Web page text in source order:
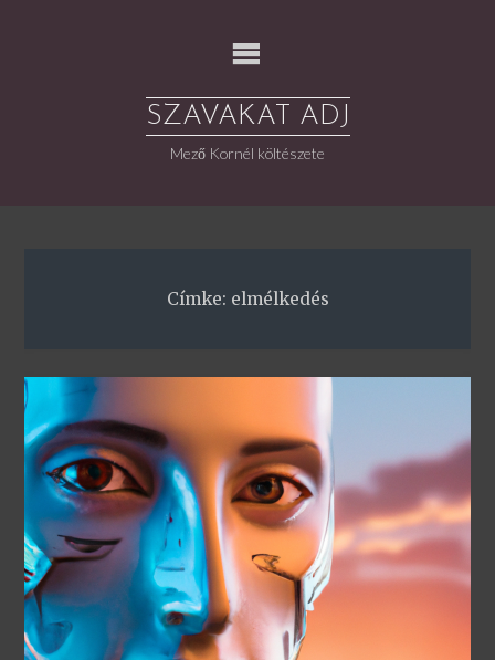
SZAVAKAT ADJ
Mező Kornél költészete
Címke: elmélkedés